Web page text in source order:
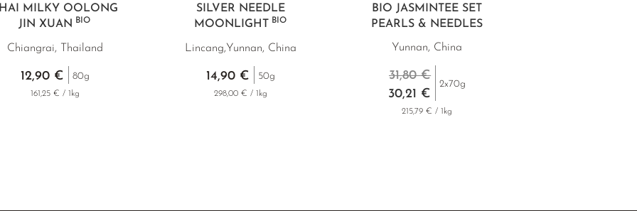
MILKY OOLONG
JIN XUANBIO
Chiangrai, Thailand
12,90 € 80g
161,25 € / 1kg
SILVER NEEDLE
MOONLIGHTBIO
Lincang,Yunnan, China
14,90 € 50g
298,00 € / 1kg
BIO JASMINTEE SET
PEARLS & NEEDLES
Yunnan, China
30,21 €
31,80 €
2x70g
215,79 € / 1kg